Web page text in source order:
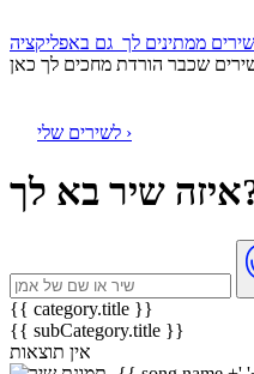
לשירים שלי ›
לך?
{{ category.title }}
{{ subCategory.title }}
אין תוצאות